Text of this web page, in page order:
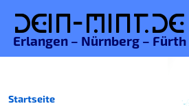
Dein-MINT.de
Erlangen – Nürnberg – Fürth
Startseite